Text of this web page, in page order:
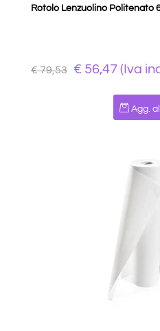
Rotolo Lenzuolino Politenato
€ 79,53 € 56,47 (Iva
Agg.